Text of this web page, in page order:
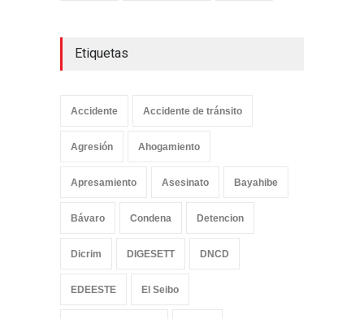
Etiquetas
Accidente Accidente de tránsito
Agresión Ahogamiento
Apresamiento Asesinato Bayahibe
Bávaro Condena Detencion
Dicrim DIGESETT DNCD
EDEESTE El Seibo